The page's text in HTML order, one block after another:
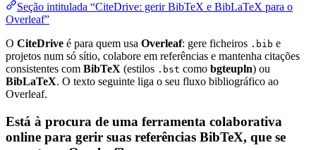
Seção intitulada “CiteDrive: gerir BibTeX e BibLaTeX para o
Overleaf”
O CiteDrive é para quem usa Overleaf: gere ficheiros .bib e
projetos num só sítio, colabore em referências e mantenha citações
consistentes com BibTeX (estilos .bst como bgteupln) ou
BibLaTeX. O texto seguinte liga o seu fluxo bibliográfico ao
Overleaf.
Está à procura de uma ferramenta colaborativa
online para gerir suas referências BibTeX, que se